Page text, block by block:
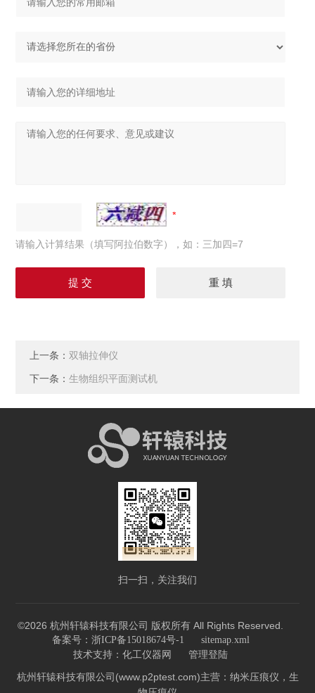
请输入计算结果（填写阿拉伯数字），如：三加四=7
上一条： 双轴拉伸仪
下一条：生物组织平面测试机
扫一扫，关注我们
©2026 杭州轩辕科技有限公司 版权所有 All Rights Reserved.
备案号：浙ICP备15018674号-1 sitemap.xml
技术支持： 化工仪器网 管理登陆
杭州轩辕科技有限公司(www.p2ptest.com)主营：纳米压痕仪，生